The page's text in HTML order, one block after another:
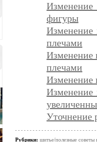
фигуры
Изменение
плечами
Изменение
плечами
Изменение
Изменение
Уточнение
Рубрики: шитье/полезные советы